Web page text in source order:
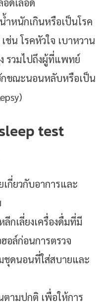
ำหนักเกินหรือเป็นโรค
ช่น โรคหัวใจ เบาหวาน
รวมไปถึงผู้ที่แพทย์
กขณะนอนหลับหรือเป็น
test
กี่ยวกับอาการและ
กเลี่ยงเครื่องดื่มที่มี
อล์ก่อนการตรวจ
ชุดนอนที่ใส่สบายและ
ตามปกติ เพื่อให้การ